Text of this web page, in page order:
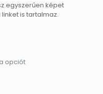
egyszerűen képet
is tartalmaz.
opciót